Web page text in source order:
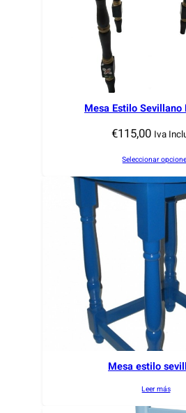
Mesa Estilo Sevillano
€115,00 Iva
Seleccionar
Mesa estilo
Leer más